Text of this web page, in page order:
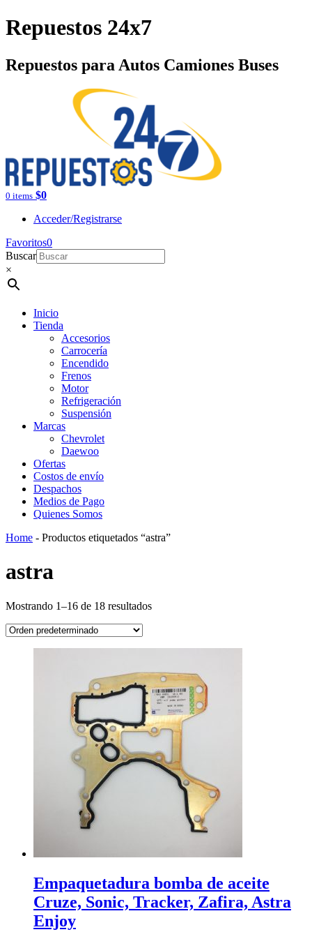
Repuestos 24x7
Repuestos para Autos Camiones Buses
0 items $0
Acceder/Registrarse
Favoritos0
Buscar
×
Inicio
Tienda
Accesorios
Carrocería
Encendido
Frenos
Motor
Refrigeración
Suspensión
Marcas
Chevrolet
Daewoo
Ofertas
Costos de envío
Despachos
Medios de Pago
Quienes Somos
Home - Productos etiquetados “astra”
astra
Mostrando 1–16 de 18 resultados
Empaquetadura bomba de aceite
Cruze, Sonic, Tracker, Zafira, Astra
Enjoy